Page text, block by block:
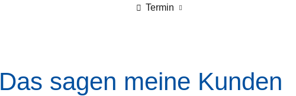
Termin
Das sagen meine Kunden